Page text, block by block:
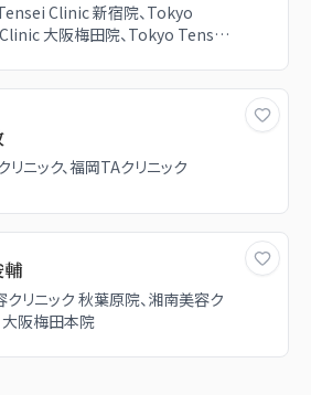
Clinic 新宿院、Tokyo
大阪梅田院、Tokyo Tensei
リニック、福岡TAクリニック
輔
リニック 秋葉原院、湘南美容ク
大阪梅田本院